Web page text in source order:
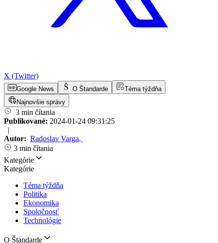
X (Twitter)
Google News O Štandarde
Téma týždňa
Najnovšie správy
3 min čítania
Publikované: 2024-01-24 09:31:25
|
Autor: Radoslav Varga,
3 min čítania
Kategórie
Kategórie
Téma týždňa
Politika
Ekonomika
Spoločnosť
Technológie
O Štandarde